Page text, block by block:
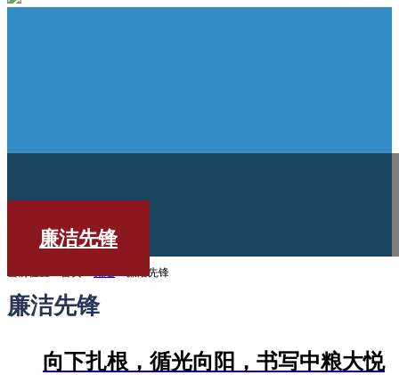
廉洁先锋
> 廉洁先锋
廉洁先锋
向下扎根，循光向阳，书写中粮大悦